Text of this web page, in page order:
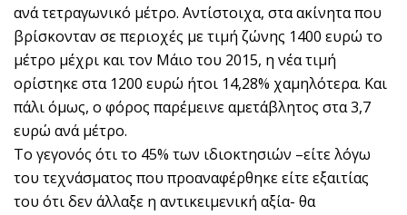
ανά τετραγωνικό μέτρο. Αντίστοιχα, στα ακίνητα που
βρίσκονταν σε περιοχές με τιμή ζώνης 1400 ευρώ το
μέτρο μέχρι και τον Μάιο του 2015, η νέα τιμή
ορίστηκε στα 1200 ευρώ ήτοι 14,28% χαμηλότερα. Και
πάλι όμως, ο φόρος παρέμεινε αμετάβλητος στα 3,7
ευρώ ανά μέτρο.
Το γεγονός ότι το 45% των ιδιοκτησιών –είτε λόγω
του τεχνάσματος που προαναφέρθηκε είτε εξαιτίας
του ότι δεν άλλαξε η αντικειμενική αξία- θα